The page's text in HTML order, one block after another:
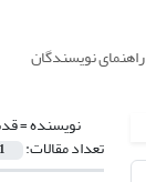
راهنمای نویسندگان
نویسنده =
تعداد مقالات: 1